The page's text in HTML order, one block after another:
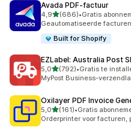
Avada PDF‑factuur
4,9van 5 sterren
(686)
686 recensies in totaal
•Gratis
Geautomatiseerde
Built for Shopify
EZLabel: Australia Post
5,0van 5 sterren
(792)
792 recensies in totaal
•Gratis te
MyPost Business-
Oxilayer PDF Invoice
5,0van 5 sterren
(161)
161 recensies in totaal
•Gratis
Orderprinter voor